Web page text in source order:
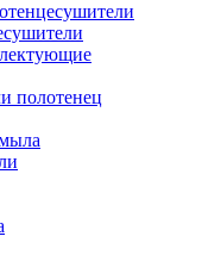
полотенец